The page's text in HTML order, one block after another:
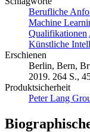
Berufliche
Machine
Qualifikationen
Künstliche
Erschienen
Berlin, Bern,
2019. 264 S.,
Produktsicherheit
Peter Lang